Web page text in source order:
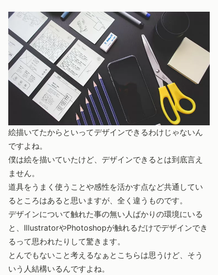
絵描いてたからといってデザインできるわけじゃないん
ですよね。
僕は絵を描いていたけど、デザインできるとは到底言え
ません。
道具をうまく使うことや感性を活かす点など共通してい
るところはあると思いますが、全く違うものです。
デザインについて触れた事の無い人ばかりの環境にいる
と、IllustratorやPhotoshopが触れるだけでデザインでき
るって思われたりして驚きます。
とんでもないこと考えるなぁとこちらは思うけど、そう
いう人結構いるんですよね。